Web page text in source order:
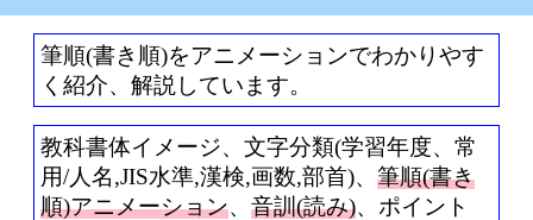
筆順(書き順)をアニメーションでわかりやす
く紹介、解説しています。
教科書体イメージ、文字分類(学習年度、常
用/人名,JIS水準,漢検,画数,部首)、 筆順(書き
順)アニメーション、 音訓(読み)、ポイント